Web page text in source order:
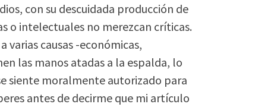
con su descuidada producción de
o intelectuales no merezcan críticas.
varias causas -económicas,
las manos atadas a la espalda, lo
siente moralmente autorizado para
antes de decirme que mi artículo